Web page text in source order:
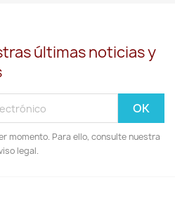
últimas noticias y
momento. Para ello, consulte nuestra
legal.